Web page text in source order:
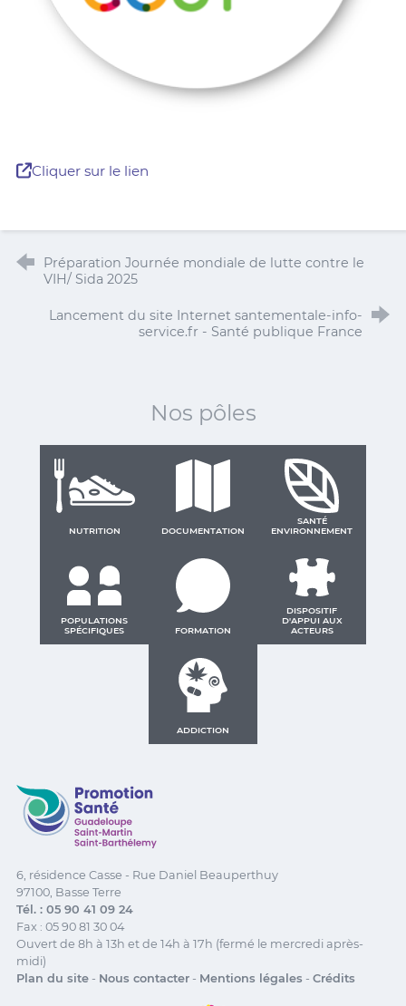
Cliquer sur le lien
Préparation Journée mondiale de lutte contre le
VIH/ Sida 2025
Lancement du site Internet santementale-info-
service.fr - Santé publique France
Nos pôles
NUTRITION DOCUMENTATION
SANTÉ
ENVIRONNEMENT
POPULATIONS
SPÉCIFIQUES
FORMATION
DISPOSITIF
D'APPUI AUX
ACTEURS
ADDICTION
Promotion Santé Guadeloupe, Saint-Martin, Saint
6, résidence Casse - Rue Daniel Beauperthuy
97100, Basse Terre
Tél. : 05 90 41 09 24
Fax : 05 90 81 30 04
Ouvert de 8h à 13h et de 14h à 17h (fermé le mercredi après-
midi)
Plan du site- Nous contacter- Mentions légales - Crédits